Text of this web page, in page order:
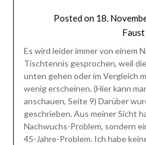
Posted on 18.
Faust
Es wird leider immer von einem
Tischtennis gesprochen, weil
unten gehen oder im Vergleich
wenig erscheinen. (Hier kann
anschauen, Seite 9) Darüber
geschrieben. Aus meiner Sicht
Nachwuchs-Problem, sondern
45-Jahre-Problem. Ich habe